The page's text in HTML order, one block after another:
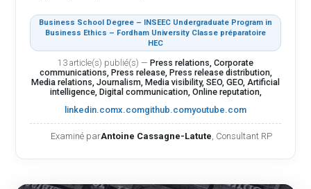
Business School Degree – INSEEC Undergraduate Program in
Business Ethics – Fordham University Classe préparatoire
HEC
13 article(s) publié(s) — Press relations, Corporate
communications, Press release, Press release distribution,
Media relations, Journalism, Media visibility, SEO, GEO, Artificial
intelligence, Digital communication, Online reputation,
linkedin.comx.comgithub.comyoutube.com
Examiné parAntoine Cassagne-Latute, Consultant RP